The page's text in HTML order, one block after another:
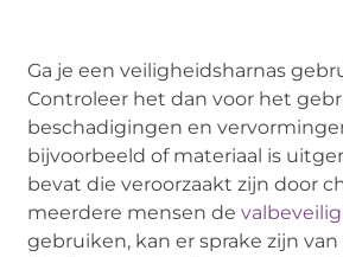
Ga je een veiligheidsharnas
Controleer het dan voor het
beschadigingen en
bijvoorbeeld of materiaal is
bevat die veroorzaakt zijn door
meerdere mensen de
gebruiken, kan er sprake zijn